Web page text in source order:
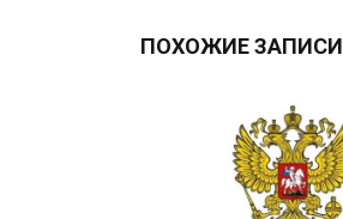
ПОХОЖИЕ ЗАПИСИ